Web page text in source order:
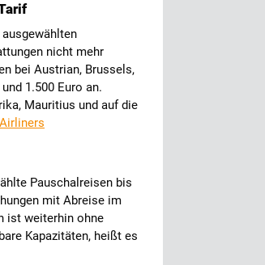
nicht mehr
bei Austrian, Brussels,
1.500 Euro an.
Mauritius und auf die
Airliners
Pauschalreisen bis
mit Abreise im
ist weiterhin ohne
Kapazitäten, heißt es